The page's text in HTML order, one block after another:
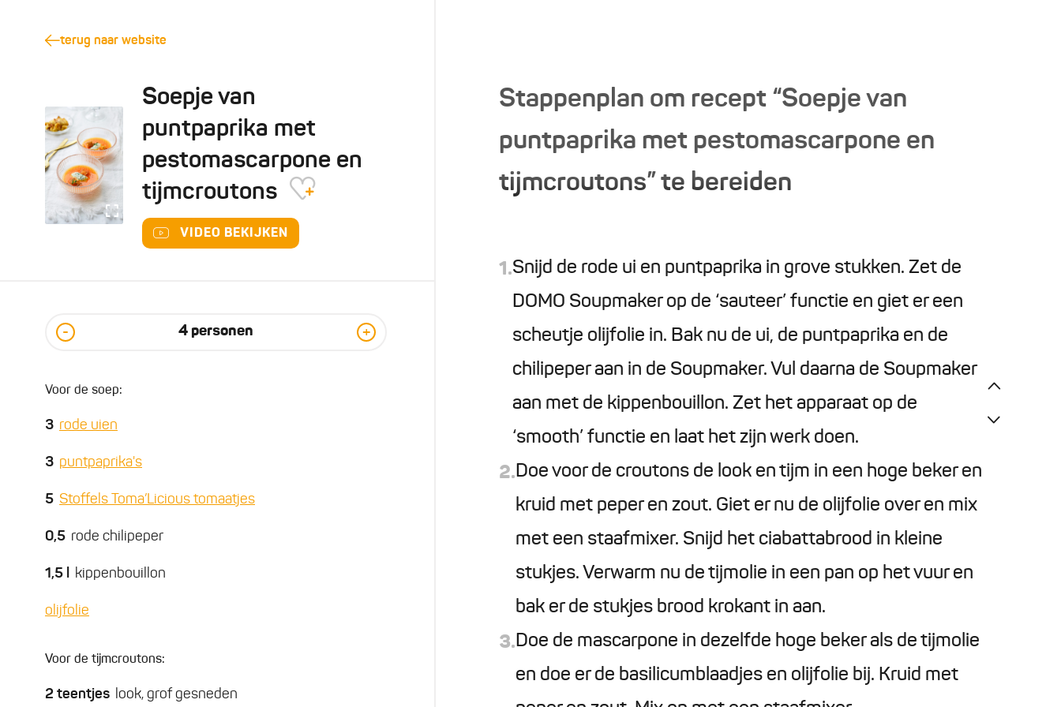
terug naar website
Soepje van
puntpaprika met
pestomascarpone en
tijmcroutons
VIDEO BEKIJKEN
- 4 personen +
Voor de soep:
3 rode uien
3 puntpaprika's
5 Stoffels Toma’Licious tomaatjes
0,5 rode chilipeper
1,5 kippenbouillon
olijfolie
Voor de tijmcroutons:
2 teentjes look, grof gesneden
Stappenplan om recept “Soepje van
puntpaprika met pestomascarpone en
tijmcroutons” te bereiden
1.Snijd de rode ui en puntpaprika in grove stukken. Zet de
DOMO Soupmaker op de ‘sauteer’ functie en giet er een
scheutje olijfolie in. Bak nu de ui, de puntpaprika en de
chilipeper aan in de Soupmaker. Vul daarna de Soupmaker
aan met de kippenbouillon. Zet het apparaat op de
‘smooth’ functie en laat het zijn werk doen.
2.Doe voor de croutons de look en tijm in een hoge beker en
kruid met peper en zout. Giet er nu de olijfolie over en mix
met een staafmixer. Snijd het ciabattabrood in kleine
stukjes. Verwarm nu de tijmolie in een pan op het vuur en
bak er de stukjes brood krokant in aan.
3.Doe de mascarpone in dezelfde hoge beker als de tijmolie
en doe er de basilicumblaadjes en olijfolie bij. Kruid met